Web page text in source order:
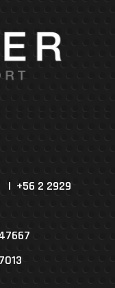
| +56 2 2929